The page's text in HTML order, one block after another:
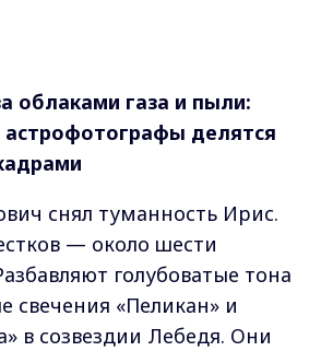
облаками газа и пыли:
астрофотографы делятся
снял туманность Ирис.
— около шести
голубоватые тона
свечения «Пеликан» и
в созвездии Лебедя. Они